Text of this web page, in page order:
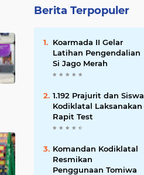
Berita Terpopuler
Koarmada II Gelar
Latihan Pengendalian
Si Jago Merah
1.192 Prajurit dan Siswa
Kodiklatal Laksanakan
Rapit Test
Komandan Kodiklatal
Resmikan
Penggunaan Tomiwa